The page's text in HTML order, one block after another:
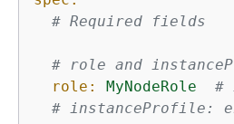
# Required fields
# role and
role:
MyNodeRole
#
# instanceProfile: